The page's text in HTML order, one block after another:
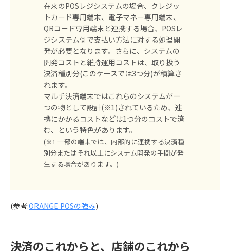
在来のPOSレジシステムの場合、クレジッ
トカード専用端末、電子マネー専用端末、
QRコード専用端末と連携する場合、POSレ
ジシステム側で支払い方法に対する処理開
発が必要となります。さらに、システムの
開発コストと維持運用コストは、取り扱う
決済種別分(このケースでは3つ分)が積算さ
れます。
マルチ決済端末ではこれらのシステムが一
つの物として設計(※1)されているため、連
携にかかるコストなどは1つ分のコストで済
む、という特色があります。
(※1 一部の端末では、内部的に連携する決済種
別分またはそれ以上にシステム開発の手間が発
生する場合があります。)
(参考:ORANGE POSの強み)
決済のこれからと、店舗のこれから